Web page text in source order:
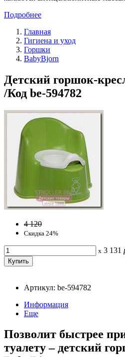
Подробнее
Главная
Гигиена и уход
Горшки
BabyBjorn
Детский горшок-
/Код be-594782
4 120
Скидка 24%
x 3 131
Артикул: be-594782
Информация
Еще
Позволит быстрее
туалету – детский